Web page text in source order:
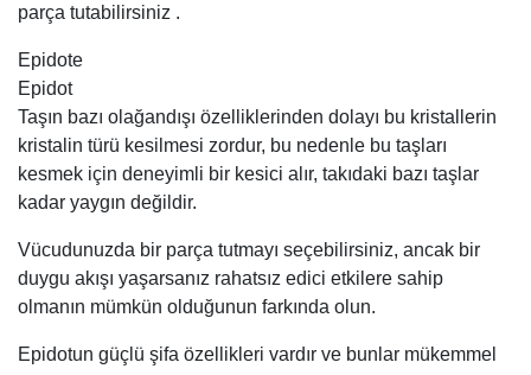
parça tutabilirsiniz .
Epidote
Epidot
Taşın bazı olağandışı özelliklerinden dolayı bu kristallerin
kristalin türü kesilmesi zordur, bu nedenle bu taşları
kesmek için deneyimli bir kesici alır, takıdaki bazı taşlar
kadar yaygın değildir.
Vücudunuzda bir parça tutmayı seçebilirsiniz, ancak bir
duygu akışı yaşarsanız rahatsız edici etkilere sahip
olmanın mümkün olduğunun farkında olun.
Epidotun güçlü şifa özellikleri vardır ve bunlar mükemmel